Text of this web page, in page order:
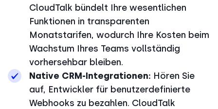
CloudTalk bündelt Ihre wesentlichen
Funktionen in transparenten
Monatstarifen, wodurch Ihre Kosten beim
Wachstum Ihres Teams vollständig
vorhersehbar bleiben.
Native CRM-Integrationen: Hören Sie
auf, Entwickler für benutzerdefinierte
Webhooks zu bezahlen. CloudTalk